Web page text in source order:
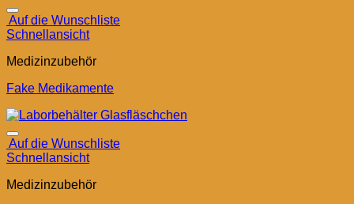
Auf die Wunschliste
Schnellansicht
Medizinzubehör
Fake Medikamente
Auf die Wunschliste
Schnellansicht
Medizinzubehör